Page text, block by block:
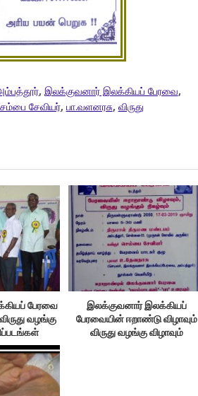
, இலக்குவனார் இலக்கியப் பேரவை,
சேவியர், பா.வளனரசு, விருது
பேரவை
வழங்கு
இலக்குவனார் இலக்கியப்
பேரவையின் ஈறாண்டு விழாவும்
விருது வழங்கு விழாவும்